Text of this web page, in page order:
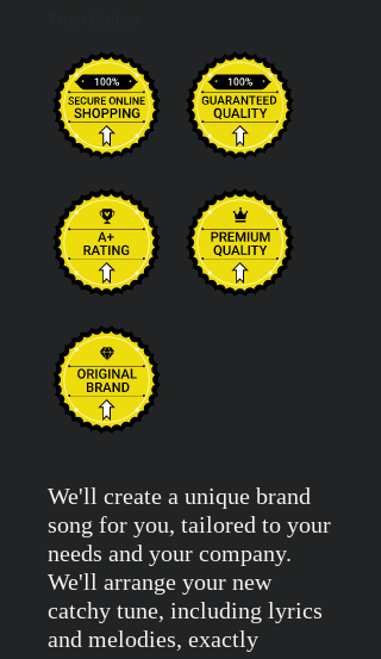
We'll create a unique brand
song for you, tailored to your
needs and your company.
We'll arrange your new
catchy tune, including lyrics
and melodies, exactly